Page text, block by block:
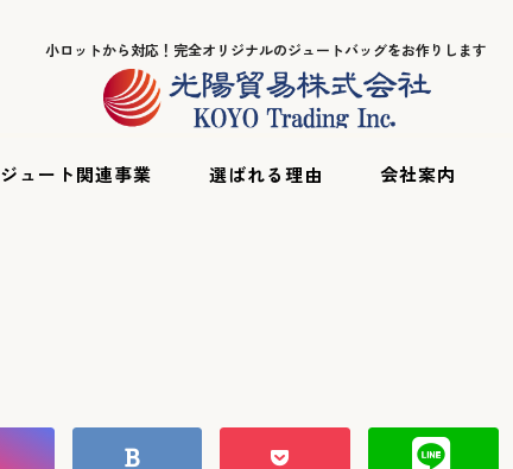
小ロットから対応！完全オリジナルのジュートバッグをお作りします
ジュート関連事業 選ばれる理由 会社案内